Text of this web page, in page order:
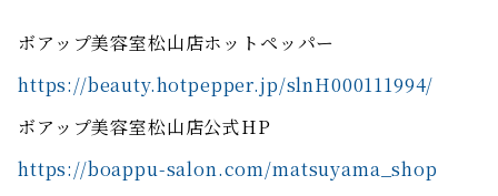
ボアップ美容室松山店ホットペッパー
https://beauty.hotpepper.jp/slnH000111994/
ボアップ美容室松山店公式HP
https://boappu-salon.com/matsuyama_shop